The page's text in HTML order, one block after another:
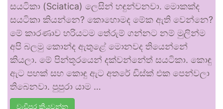
සයටිකා (Sciatica) ලෙසින් හඳුන්වනවා. මොකක්ද
සයටිකා කියන්නෙ? කොහොමද මේක ඇති වෙන්නෙ?
මේ කාරණාව හරියටම තේරුම් ගන්නට නම් මුලින්ම
අපි බලමු කොන්ද ඇතුළේ මොනවද තියෙන්නේ
කියලා. මේ පින්තූරයෙන් දක්වන්නේත් සයටිකා. කොඳු
ඇට පහක් සහ කොඳු ඇට අතරේ ඩිස්ක් එක පෙන්වලා
තිබෙනවා. පුපුරා යාම …
වැඩිපුර කියවන්න